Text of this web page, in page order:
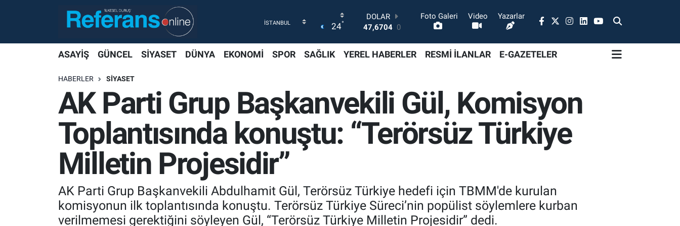
24°
DOLAR
47,6704 0
STERLİN
6510.40 0.45
BİST100
13.799 70
BITCOIN
64.225,61
-0.63
Foto Galeri Video Yazarlar
ASAYİŞ GÜNCEL SİYASET DÜNYA EKONOMİ SPOR SAĞLIK YEREL HABERLER RESMİ İLANLAR E-GAZETELER
HABERLER SİYASET
AK Parti Grup Başkanvekili Gül, Komisyon
Toplantısında konuştu: “Terörsüz Türkiye
Milletin Projesidir”
AK Parti Grup Başkanvekili Abdulhamit Gül, Terörsüz Türkiye hedefi için TBMM'de kurulan
komisyonun ilk toplantısında konuştu. Terörsüz Türkiye Süreci’nin popülist söylemlere kurban
verilmemesi gerektiğini söyleyen Gül, “Terörsüz Türkiye Milletin Projesidir” dedi.